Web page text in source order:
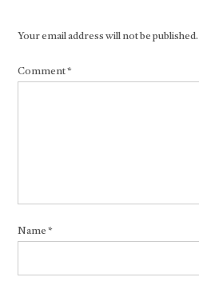
Your email address will not be published.
Comment*
Name*